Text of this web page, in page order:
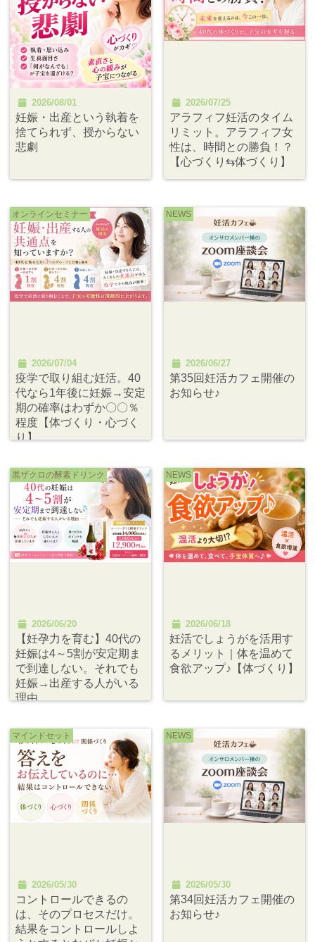
2026/08/01
妊娠・出産という執着を
捨てられず、授からない
悲劇
2026/07/25
アラフィフ妊活のタイム
リミット。アラフィフ女
性は、時間との勝負！？
【心づくり⇆体づくり】
オンラインセミナー
2026/07/04
疫学で取り組む妊活。40
代なら1年後に妊娠→安定
期の確率はわずか〇〇％
程度【体づくり・心づく
り】
NEWS
2026/06/27
第35回妊活カフェ開催の
お知らせ♪
黒ザクロの酵素ドリンク
2026/06/20
【妊孕力を育む】40代の
妊娠は4～5割が安定期ま
で到達しない。それでも
妊娠→出産する人がいる
理由
NEWS
2026/06/18
妊活でしょうがを活用す
るメリット｜体を温めて
食欲アップ♪【体づくり】
マインドセット
2026/05/30
コントロールできるの
は、そのプロセスだけ。
結果をコントロールしよ
NEWS
2026/05/30
第34回妊活カフェ開催の
お知らせ♪